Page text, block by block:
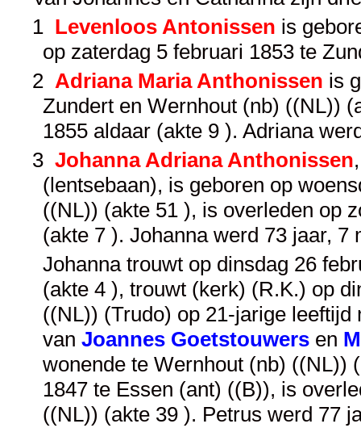
1 Levenloos Antonissen is
op zaterdag 5 februari 1853 te
2 Adriana Maria Anthonissen is
Zundert en Wernhout (nb) ((NL))
1855 aldaar (akte 9 ). Adriana
3 Johanna Adriana Anthonissen
(lentsebaan), is geboren op
((NL)) (akte 51 ), is overleden op
(akte 7 ). Johanna werd 73 jaar, 7
Johanna trouwt op dinsdag 26
(akte 4 ), trouwt (kerk) (R.K.) op
((NL)) (Trudo) op 21-jarige
van Joannes Goetstouwersen
wonende te Wernhout (nb) ((NL))
1847 te Essen (ant) ((B)), is
((NL)) (akte 39 ). Petrus werd 77